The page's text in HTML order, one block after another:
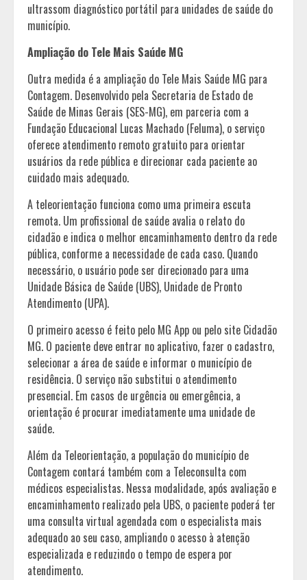
ultrassom diagnóstico portátil para unidades de saúde do
município.
Ampliação do Tele Mais Saúde MG
Outra medida é a ampliação do Tele Mais Saúde MG para
Contagem. Desenvolvido pela Secretaria de Estado de
Saúde de Minas Gerais (SES-MG), em parceria com a
Fundação Educacional Lucas Machado (Feluma), o serviço
oferece atendimento remoto gratuito para orientar
usuários da rede pública e direcionar cada paciente ao
cuidado mais adequado.
A teleorientação funciona como uma primeira escuta
remota. Um profissional de saúde avalia o relato do
cidadão e indica o melhor encaminhamento dentro da rede
pública, conforme a necessidade de cada caso. Quando
necessário, o usuário pode ser direcionado para uma
Unidade Básica de Saúde (UBS), Unidade de Pronto
Atendimento (UPA).
O primeiro acesso é feito pelo MG App ou pelo site Cidadão
MG. O paciente deve entrar no aplicativo, fazer o cadastro,
selecionar a área de saúde e informar o município de
residência. O serviço não substitui o atendimento
presencial. Em casos de urgência ou emergência, a
orientação é procurar imediatamente uma unidade de
saúde.
Além da Teleorientação, a população do município de
Contagem contará também com a Teleconsulta com
médicos especialistas. Nessa modalidade, após avaliação e
encaminhamento realizado pela UBS, o paciente poderá ter
uma consulta virtual agendada com o especialista mais
adequado ao seu caso, ampliando o acesso à atenção
especializada e reduzindo o tempo de espera por
atendimento.